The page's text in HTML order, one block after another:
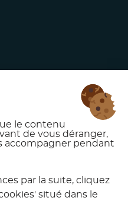
DE VENTE
DES VISUELS AKW